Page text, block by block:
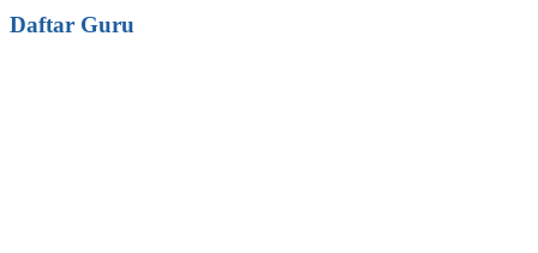
Daftar Guru